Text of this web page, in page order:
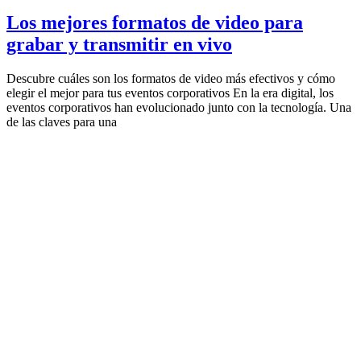
Los mejores formatos de video para
grabar y transmitir en vivo
Descubre cuáles son los formatos de video más efectivos y cómo
elegir el mejor para tus eventos corporativos En la era digital, los
eventos corporativos han evolucionado junto con la tecnología. Una
de las claves para una